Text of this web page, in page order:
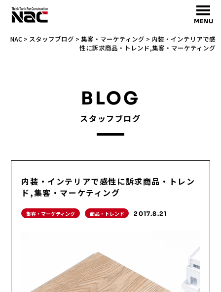
MENU
NAC> スタッフブログ > 集客・マーケティング > 内装・インテリアで感
性に訴求商品・トレンド,集客・マーケティング
BLOG
スタッフブログ
内装・インテリアで感性に訴求商品・トレン
ド,集客・マーケティング
集客・マーケティング 商品・トレンド 2017.8.21